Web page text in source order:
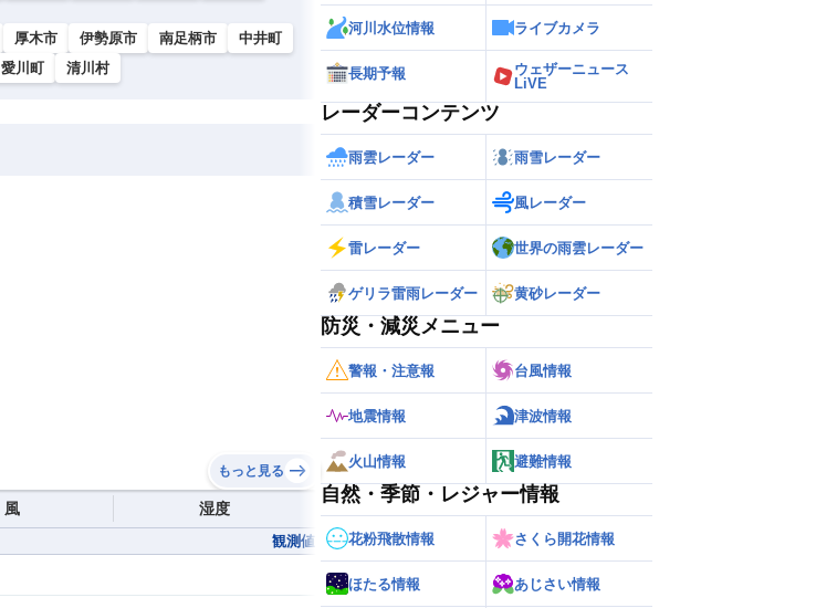
厚木市 伊勢原市 南足柄市
中井町
愛川町 清川村
もっと見る
風 湿度
観測値
河川水位情報 ライブカメラ
長期予報
ウェザーニュース
LiVE
レーダーコンテンツ
雨雲レーダー 雨雪レーダー
積雪レーダー 風レーダー
雷レーダー 世界の雨雲レーダー
ゲリラ雷雨レーダー 黄砂レーダー
防災・減災メニュー
警報・注意報 台風情報
地震情報 津波情報
火山情報 避難情報
自然・季節・レジャー情報
花粉飛散情報 さくら開花情報
ほたる情報 あじさい情報